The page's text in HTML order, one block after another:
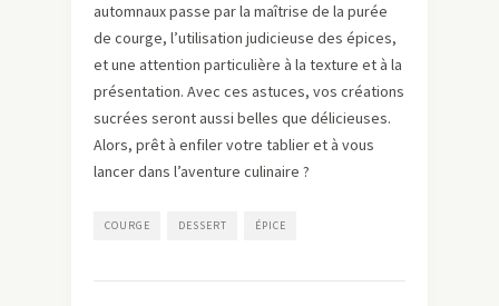
automnaux passe par la maîtrise de la purée
de courge, l’utilisation judicieuse des épices,
et une attention particulière à la texture et à la
présentation. Avec ces astuces, vos créations
sucrées seront aussi belles que délicieuses.
Alors, prêt à enfiler votre tablier et à vous
lancer dans l’aventure culinaire ?
COURGE DESSERT ÉPICE